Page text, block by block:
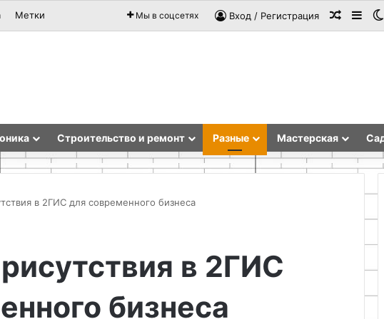
Метки Мы в соцсетях Вход / Регистрация
Строительство и ремонт Разные Мастерская
в 2ГИС для современного бизнеса
в 2ГИС
бизнеса
проточить
тормозной
без